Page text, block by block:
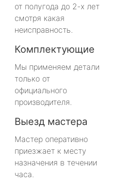
от полугода до 2-х лет
смотря какая
неисправность.
Комплектующие
Мы применяем детали
только от
официального
производителя.
Выезд мастера
Мастер оперативно
приезжает к месту
назначения в течении
часа.